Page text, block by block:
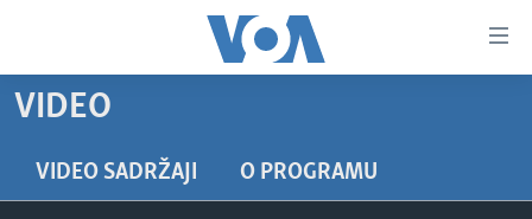
glavni
Pređi
na
VIDEO
VIDEO
VIDEO SADRŽAJI O PROGRAMU